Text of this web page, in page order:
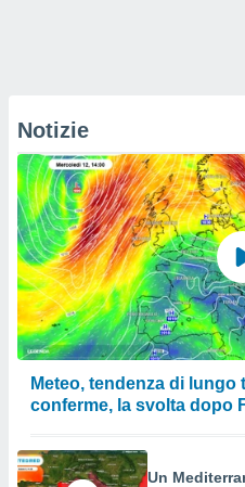
Notizie
Meteo, tendenza di lungo
conferme, la svolta dopo
Un